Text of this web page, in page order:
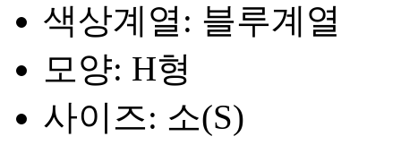
색상계열: 블루계열
모양: H형
사이즈: 소(S)